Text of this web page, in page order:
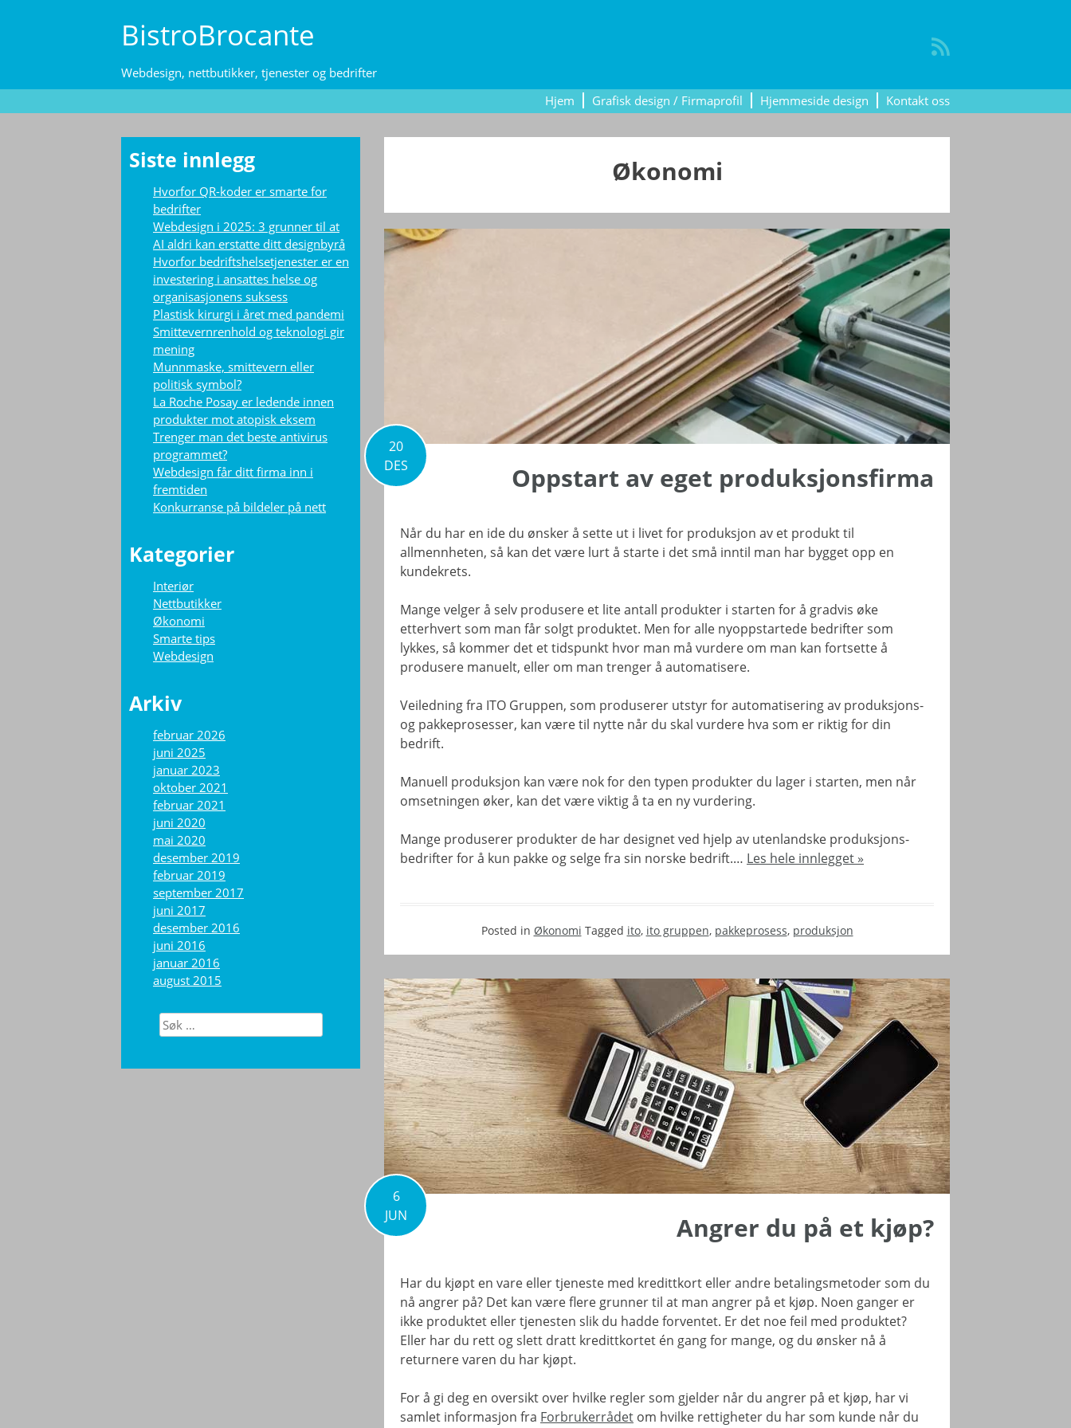
BistroBrocante
Webdesign, nettbutikker, tjenester og bedrifter
Hjem
Grafisk design / Firmaprofil Hjemmeside design Kontakt oss
Økonomi
20
DES
Oppstart av eget produksjonsfirma
Når du har en ide du ønsker å sette ut i livet for produksjon av et produkt til
allmennheten, så kan det være lurt å starte i det små inntil man har bygget opp en
kundekrets.
Mange velger å selv produsere et lite antall produkter i starten for å gradvis øke
etterhvert som man får solgt produktet. Men for alle nyoppstartede bedrifter som
lykkes, så kommer det et tidspunkt hvor man må vurdere om man kan fortsette å
produsere manuelt, eller om man trenger å automatisere.
Veiledning fra ITO Gruppen, som produserer utstyr for automatisering av produksjons-
og pakkeprosesser, kan være til nytte når du skal vurdere hva som er riktig for din
bedrift.
Manuell produksjon kan være nok for den typen produkter du lager i starten, men når
omsetningen øker, kan det være viktig å ta en ny vurdering.
Mange produserer produkter de har designet ved hjelp av utenlandske produksjons-
bedrifter for å kun pakke og selge fra sin norske bedrift.… Les hele innlegget »
Posted in Økonomi Tagged ito, ito gruppen, pakkeprosess, produksjon
6
JUN
Angrer du på et kjøp?
Har du kjøpt en vare eller tjeneste med kredittkort eller andre betalingsmetoder som du
nå angrer på? Det kan være flere grunner til at man angrer på et kjøp. Noen ganger er
ikke produktet eller tjenesten slik du hadde forventet. Er det noe feil med produktet?
Eller har du rett og slett dratt kredittkortet én gang for mange, og du ønsker nå å
returnere varen du har kjøpt.
For å gi deg en oversikt over hvilke regler som gjelder når du angrer på et kjøp, har vi
samlet informasjon fra Forbrukerrådet om hvilke rettigheter du har som kunde når du
Siste innlegg
Hvorfor QR-koder er smarte for
bedrifter
Webdesign i 2025: 3 grunner til at
AI aldri kan erstatte ditt designbyrå
Hvorfor bedriftshelsetjenester er en
investering i ansattes helse og
organisasjonens suksess
Plastisk kirurgi i året med pandemi
Smittevernrenhold og teknologi gir
mening
Munnmaske, smittevern eller
politisk symbol?
La Roche Posay er ledende innen
produkter mot atopisk eksem
Trenger man det beste antivirus
programmet?
Webdesign får ditt firma inn i
fremtiden
Konkurranse på bildeler på nett
Kategorier
Interiør
Nettbutikker
Økonomi
Smarte tips
Webdesign
Arkiv
februar 2026
juni 2025
januar 2023
oktober 2021
februar 2021
juni 2020
mai 2020
desember 2019
februar 2019
september 2017
juni 2017
desember 2016
juni 2016
januar 2016
august 2015
Søk
etter: